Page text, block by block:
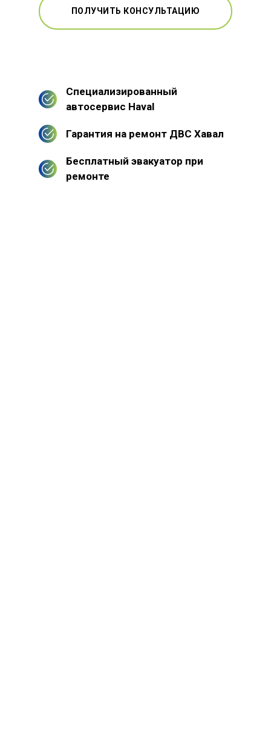
ПОЛУЧИТЬ КОНСУЛЬТАЦИЮ
Специализированный
автосервис Haval
Гарантия на ремонт ДВС Хавал
Бесплатный эвакуатор при
ремонте